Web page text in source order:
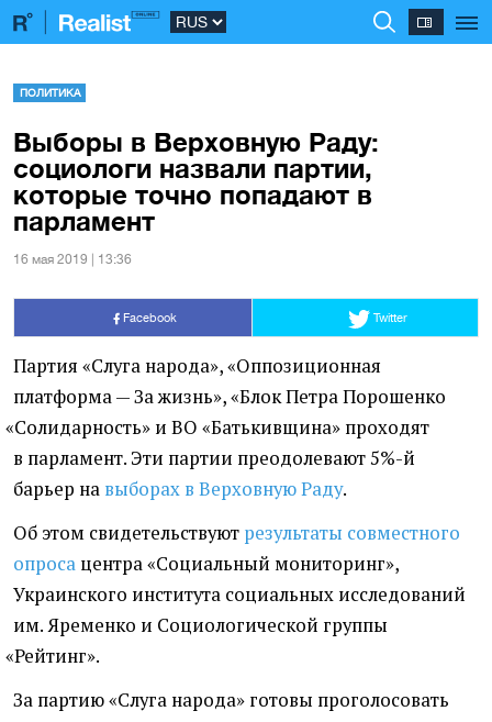
ПОЛИТИКА
Выборы в Верховную Раду:
социологи назвали партии,
которые точно попадают в
парламент
16 мая 2019 | 13:36
Facebook Twitter
Партия «Слуга народа», «Оппозиционная
платформа — За жизнь», «Блок Петра Порошенко
«Солидарность» и ВО «Батькивщина» проходят
в парламент. Эти партии преодолевают 5%-й
барьер на выборах в Верховную Раду.
Об этом свидетельствуют результаты совместного
опроса центра«Социальный мониторинг»,
Украинского института социальных исследований
им. Яременко и Социологической группы
«Рейтинг».
За партию«Слуга народа» готовы проголосовать